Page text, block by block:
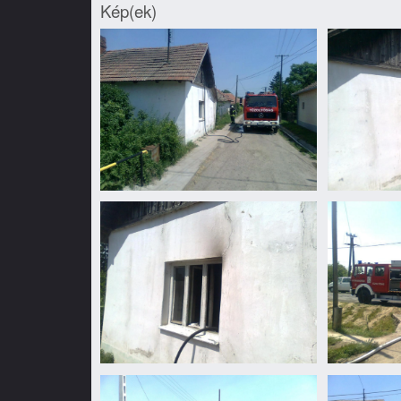
Kép(ek)
Álmosdomb
lakástűz
Álmosdomb
utcai
lakástűz
Álmosdomb
utcai
Álmosdomb
utcai